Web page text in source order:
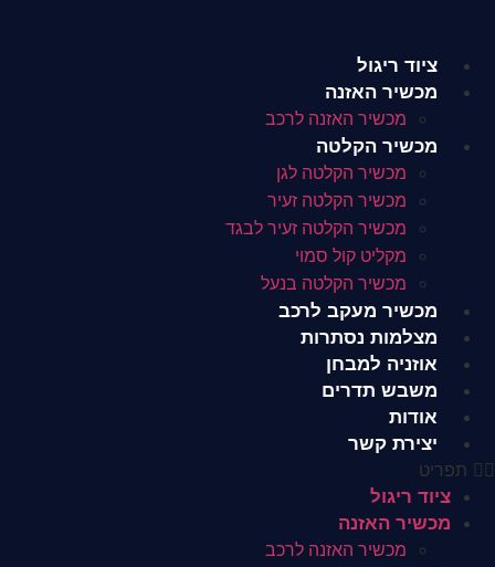
ציוד ריגול
מכשיר האזנה
מכשיר האזנה לרכב
מכשיר הקלטה
מכשיר הקלטה לגן
מכשיר הקלטה זעיר
מכשיר הקלטה זעיר לבגד
מקליט קול סמוי
מכשיר הקלטה בנעל
מכשיר מעקב לרכב
מצלמות נסתרות
אוזניה למבחן
משבש תדרים
אודות
יצירת קשר
תפריט
ציוד ריגול
מכשיר האזנה
מכשיר האזנה לרכב